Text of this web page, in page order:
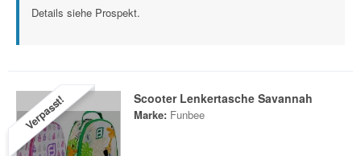
Details siehe Prospekt.
Verpasst! Scooter Lenkertasche Savannah
Marke: Funbee